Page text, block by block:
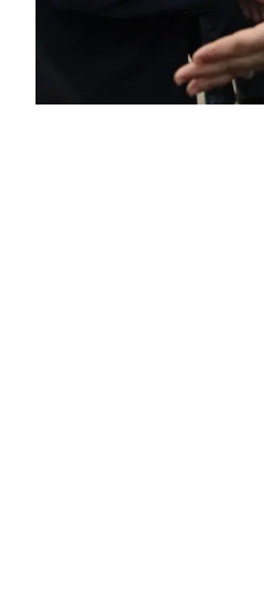
ROSE VALLAND,